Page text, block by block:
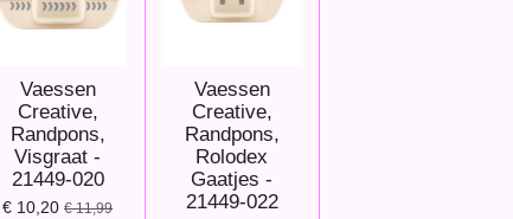
Vaessen
Creative,
Randpons,
Visgraat -
21449-020
€ 10,20 € 11,99
Vaessen
Creative,
Randpons,
Rolodex
Gaatjes -
21449-022